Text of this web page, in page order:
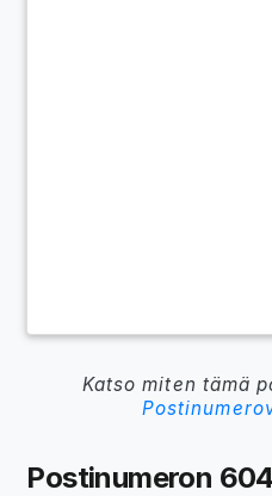
Katso miten tämä
Postinumeron